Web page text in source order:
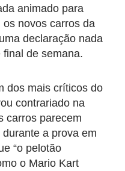
animado para
novos carros da
declaração nada
de semana.
dos mais críticos do
contrariado na
carros parecem
a prova em
“o pelotão
o Mario Kart